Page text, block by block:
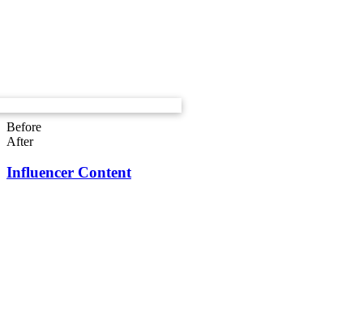
Before
After
Influencer Content